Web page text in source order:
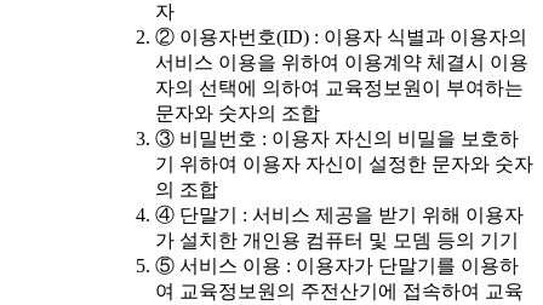
자
② 이용자번호(ID) : 이용자 식별과 이용자의
서비스 이용을 위하여 이용계약 체결시 이용
자의 선택에 의하여 교육정보원이 부여하는
문자와 숫자의 조합
③ 비밀번호 : 이용자 자신의 비밀을 보호하
기 위하여 이용자 자신이 설정한 문자와 숫자
의 조합
④ 단말기 : 서비스 제공을 받기 위해 이용자
가 설치한 개인용 컴퓨터 및 모뎀 등의 기기
⑤ 서비스 이용 : 이용자가 단말기를 이용하
여 교육정보원의 주전산기에 접속하여 교육